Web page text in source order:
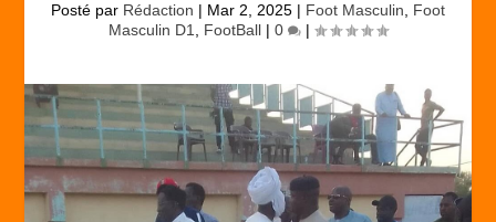
Posté par Rédaction | Mar 2, 2025 | Foot Masculin
Foot
Masculin D1
FootBall | 0 |